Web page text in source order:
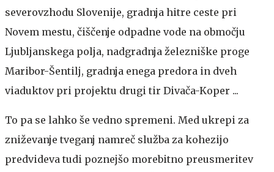
severovzhodu Slovenije, gradnja hitre ceste pri
Novem mestu, čiščenje odpadne vode na območju
Ljubljanskega polja, nadgradnja železniške proge
Maribor-Šentilj, gradnja enega predora in dveh
viaduktov pri projektu drugi tir Divača-Koper ...
To pa se lahko še vedno spremeni. Med ukrepi za
zniževanje tveganj namreč služba za kohezijo
predvideva tudi poznejšo morebitno preusmeritev